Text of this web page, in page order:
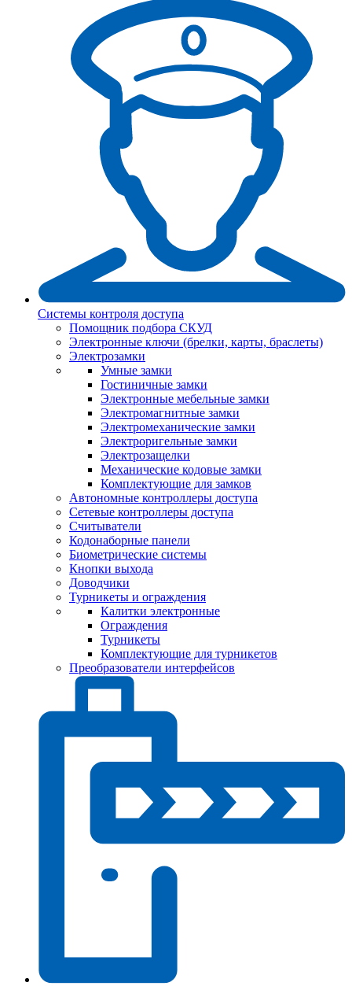
Системы контроля доступа
Помощник подбора СКУД
Электронные ключи (брелки, карты, браслеты)
Электрозамки
Умные замки
Гостиничные замки
Электронные мебельные замки
Электромагнитные замки
Электромеханические замки
Электроригельные замки
Электрозащелки
Механические кодовые замки
Комплектующие для замков
Автономные контроллеры доступа
Сетевые контроллеры доступа
Считыватели
Кодонаборные панели
Биометрические системы
Кнопки выхода
Доводчики
Турникеты и ограждения
Калитки электронные
Ограждения
Турникеты
Комплектующие для турникетов
Преобразователи интерфейсов